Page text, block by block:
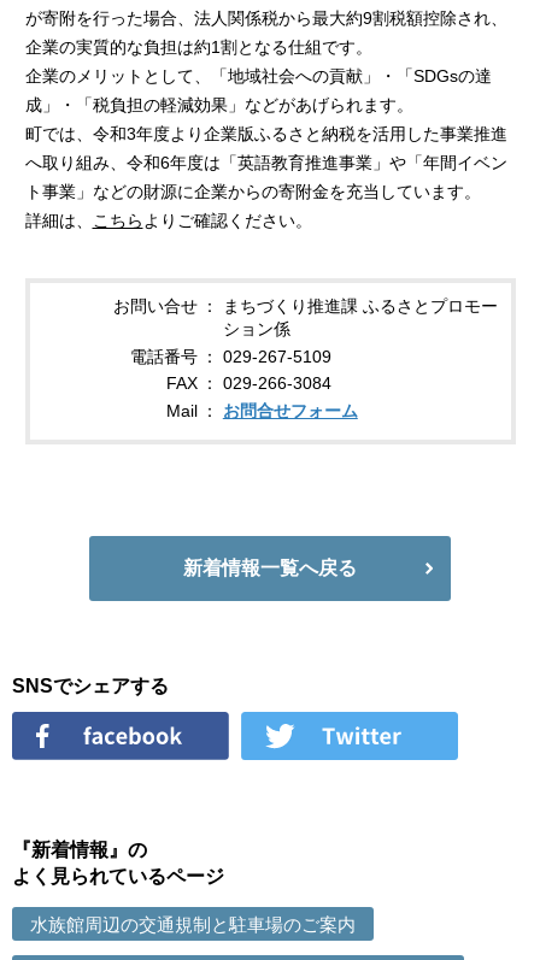
が寄附を行った場合、法人関係税から最大約9割税額控除され、
企業の実質的な負担は約1割となる仕組です。
企業のメリットとして、「地域社会への貢献」・「SDGsの達
成」・「税負担の軽減効果」などがあげられます。
町では、令和3年度より企業版ふるさと納税を活用した事業推進
へ取り組み、令和6年度は「英語教育推進事業」や「年間イベン
ト事業」などの財源に企業からの寄附金を充当しています。
詳細は、
こちら よりご確認ください。
お問い合せ
まちづくり推進課 ふるさとプロモー
ション係
電話番号
029-267-5109
FAX
029-266-3084
Mail
お問合せフォーム
新着情報一覧へ戻る
SNSでシェアする
『新着情報』の
よく見られているページ
水族館周辺の交通規制と駐車場のご案内